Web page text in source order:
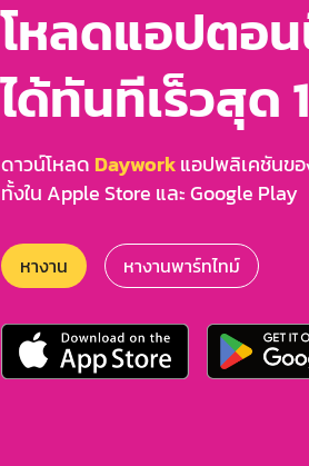
โหลดแอปตอ
ได้ทันทีเร็วสุด
ดาวน์โหลด Dayworkแอปพลิเคชันขอ
ทั้งใน Apple Store และ Google Play
หางาน หางานพาร์ทไทม์